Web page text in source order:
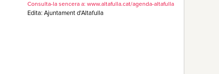
Consulta-la sencera a: www.altafulla.cat/agenda-altafulla
Edita: Ajuntament d'Altafulla